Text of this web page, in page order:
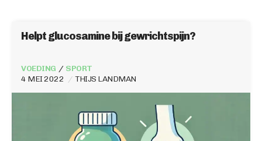
Helpt glucosamine bij gewrichtspijn?
4 MEI 2022 THIJS LANDMAN
VOEDING SPORT